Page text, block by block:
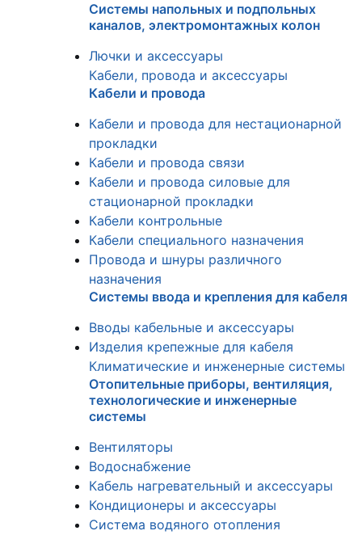
Системы напольных и подпольных
каналов, электромонтажных колон
Лючки и аксессуары
Кабели, провода и аксессуары
Кабели и провода
Кабели и провода для нестационарной
прокладки
Кабели и провода связи
Кабели и провода силовые для
стационарной прокладки
Кабели контрольные
Кабели специального назначения
Провода и шнуры различного
назначения
Системы ввода и крепления для кабеля
Вводы кабельные и аксессуары
Изделия крепежные для кабеля
Климатические и инженерные системы
Отопительные приборы, вентиляция,
технологические и инженерные
системы
Вентиляторы
Водоснабжение
Кабель нагревательный и аксессуары
Кондиционеры и аксессуары
Система водяного отопления